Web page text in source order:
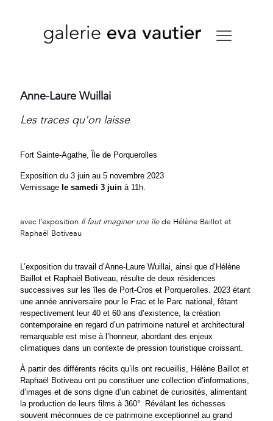
Anne-Laure Wuillai
Les traces qu'on laisse
Fort Sainte-Agathe, Île de Porquerolles
Exposition du 3 juin au 5 novembre 2023
Vernissage le samedi 3 juin à 11h.
avec l’exposition Il faut imaginer une îlede Hélène Baillot et
Raphaël Botiveau
L’exposition du travail d’Anne-Laure Wuillai, ainsi que d’Hélène
Baillot et Raphaël Botiveau, résulte de deux résidences
successives sur les îles de Port-Cros et Porquerolles. 2023 étant
une année anniversaire pour le Frac et le Parc national, fêtant
respectivement leur 40 et 60 ans d’existence, la création
contemporaine en regard d’un patrimoine naturel et architectural
remarquable est mise à l’honneur, abordant des enjeux
climatiques dans un contexte de pression touristique croissant.
À partir des différents récits qu’ils ont recueillis, Hélène Baillot et
Raphaël Botiveau ont pu constituer une collection d’informations,
d’images et de sons digne d’un cabinet de curiosités, alimentant
la production de leurs films à 360°. Révélant les richesses
souvent méconnues de ce patrimoine exceptionnel au grand